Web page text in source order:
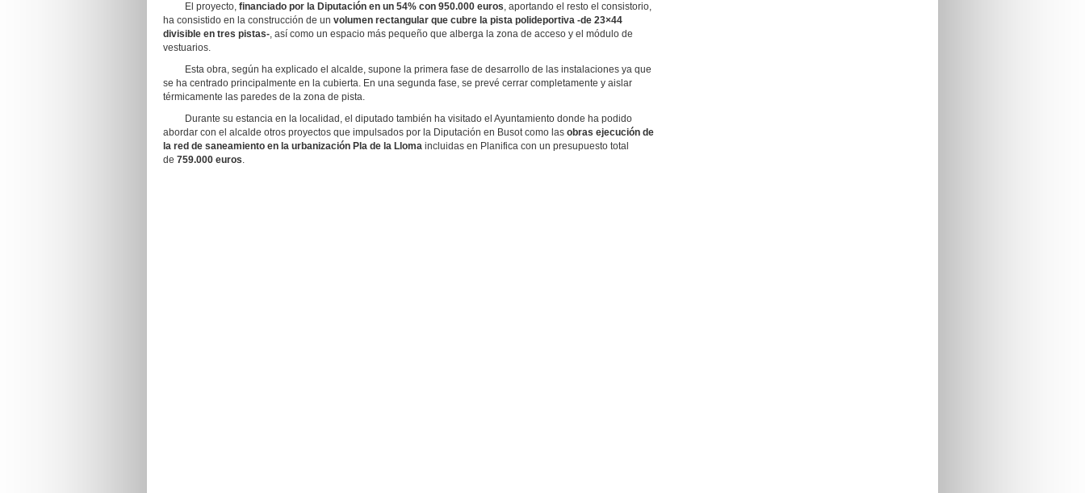
El proyecto, financiado por la Diputación en un 54% con 950.000 euros, aportando el resto el consistorio,
ha consistido en la construcción de un volumen rectangular que cubre la pista polideportiva -de 23×44
divisible en tres pistas-, así como un espacio más pequeño que alberga la zona de acceso y el módulo de
vestuarios.
Esta obra, según ha explicado el alcalde, supone la primera fase de desarrollo de las instalaciones ya que
se ha centrado principalmente en la cubierta. En una segunda fase, se prevé cerrar completamente y aislar
térmicamente las paredes de la zona de pista.
Durante su estancia en la localidad, el diputado también ha visitado el Ayuntamiento donde ha podido
abordar con el alcalde otros proyectos que impulsados por la Diputación en Busot como las obras ejecución de
la red de saneamiento en la urbanización Pla de la Lloma incluidas en Planifica con un presupuesto total
de 759.000 euros.